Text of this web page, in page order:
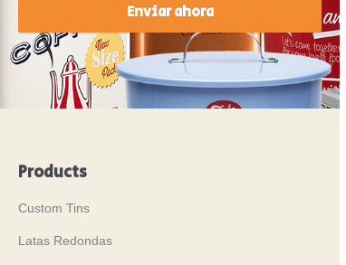
Enviar ahora
Products
Custom Tins
Latas Redondas